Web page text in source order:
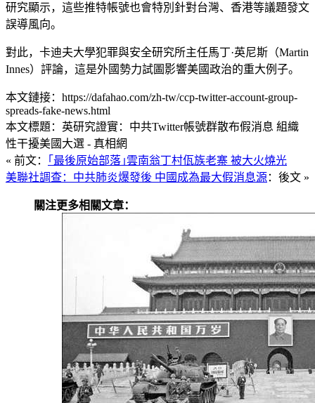
研究顯示，這些推特帳號也會特別針對台灣、香港等議題發文
誤導風向。
對此，卡迪夫大學犯罪與安全研究所主任馬丁·英尼斯（Martin
Innes）評論，這是外國勢力試圖影響美國政治的重大例子。
本文鏈接：https://dafahao.com/zh-tw/ccp-twitter-account-group-
spreads-fake-news.html
本文標題：英研究證實：中共Twitter帳號群散布假消息 組織
性干擾美國大選 - 真相網
« 前文：
｢最後原始部落｣雲南翁丁村佤族老寨 被大火燒光
美聯社調查：中共肺炎爆發後 中國成為最大假消息源 ：後文 »
關注更多相關文章：